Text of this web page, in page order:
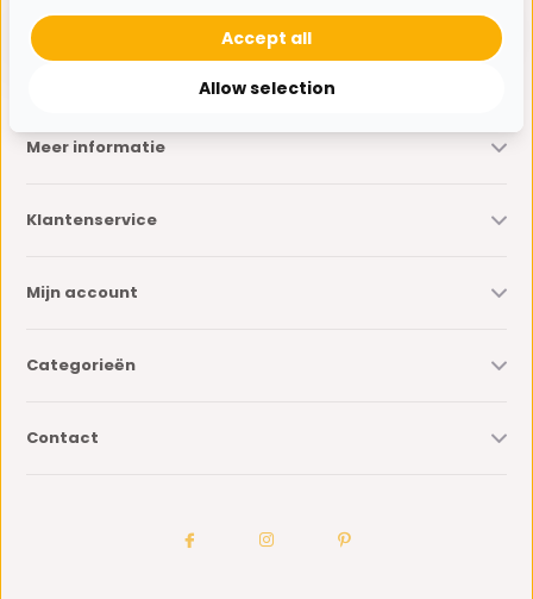
* Lees hier de wettelijke beperkingen
Meer informatie
Klantenservice
Mijn account
Categorieën
Contact
Allow selection
Accept all